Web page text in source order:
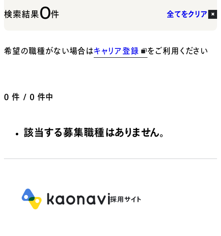
検索結果0件 全てをクリア
希望の職種がない場合はキャリア登録 をご利用ください
0 件 / 0 件中
該当する募集職種はありません。